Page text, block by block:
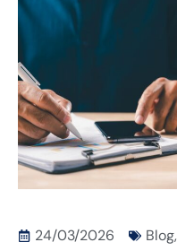
24/03/2026 Blog,